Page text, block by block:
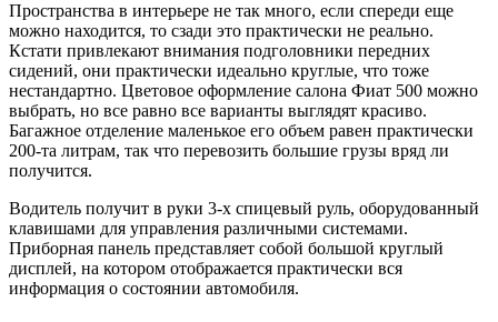
Пространства в интерьере не так много, если спереди еще
можно находится, то сзади это практически не реально.
Кстати привлекают внимания подголовники передних
сидений, они практически идеально круглые, что тоже
нестандартно. Цветовое оформление салона Фиат 500 можно
выбрать, но все равно все варианты выглядят красиво.
Багажное отделение маленькое его объем равен практически
200-та литрам, так что перевозить большие грузы вряд ли
получится.
Водитель получит в руки 3-х спицевый руль, оборудованный
клавишами для управления различными системами.
Приборная панель представляет собой большой круглый
дисплей, на котором отображается практически вся
информация о состоянии автомобиля.